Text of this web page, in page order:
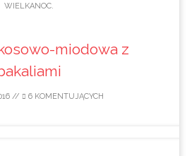
WIELKANOC
miodowa z
// 6 KOMENTUJĄCYCH